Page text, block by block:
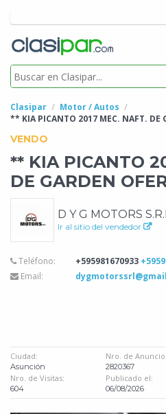
Clasipar
Motor / Autos
** KIA PICANTO 2017 MEC. NAFT. DE
VENDO
** KIA PICANTO
DE GARDEN
D Y G MOTORS
Ir al sitio del vendedor
Teléfono: +595981670933
Email:
Ciudad:
Asunción
Nro. de Anuncio:
2820367
Nro. de Visitas:
604
Publicado el:
06/08/2026